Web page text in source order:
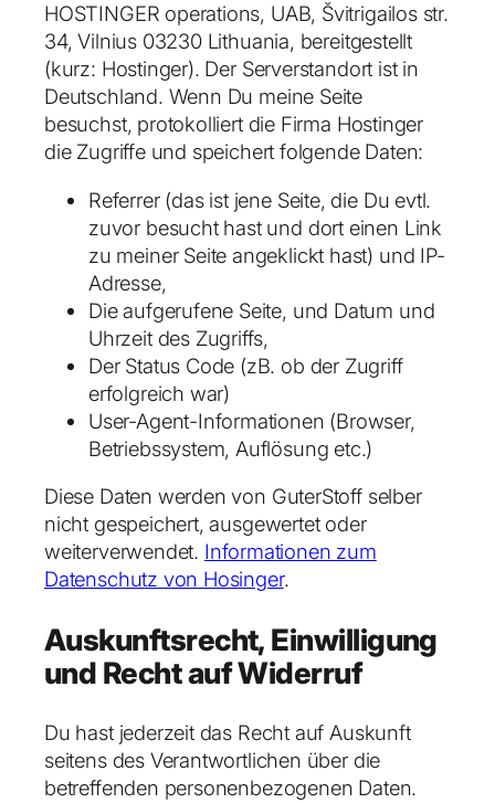
HOSTINGER operations, UAB, Švitrigailos str.
34, Vilnius 03230 Lithuania, bereitgestellt
(kurz: Hostinger). Der Serverstandort ist in
Deutschland. Wenn Du meine Seite
besuchst, protokolliert die Firma Hostinger
die Zugriffe und speichert folgende Daten:
Referrer (das ist jene Seite, die Du evtl.
zuvor besucht hast und dort einen Link
zu meiner Seite angeklickt hast) und IP-
Adresse,
Die aufgerufene Seite, und Datum und
Uhrzeit des Zugriffs,
Der Status Code (zB. ob der Zugriff
erfolgreich war)
User-Agent-Informationen (Browser,
Betriebssystem, Auflösung etc.)
Diese Daten werden von GuterStoff selber
nicht gespeichert, ausgewertet oder
weiterverwendet. Informationen zum
Datenschutz von Hosinger.
Auskunftsrecht, Einwilligung
und Recht auf Widerruf
Du hast jederzeit das Recht auf Auskunft
seitens des Verantwortlichen über die
betreffenden personenbezogenen Daten.